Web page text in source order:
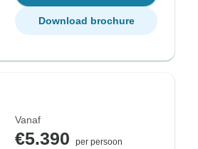
Download brochure
Vanaf
€5.390
per persoon